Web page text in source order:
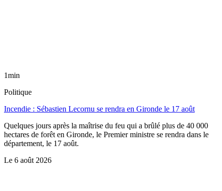
1min
Politique
Incendie : Sébastien Lecornu se rendra en Gironde le 17 août
Quelques jours après la maîtrise du feu qui a brûlé plus de 40 000
hectares de forêt en Gironde, le Premier ministre se rendra dans le
département, le 17 août.
Le 6 août 2026